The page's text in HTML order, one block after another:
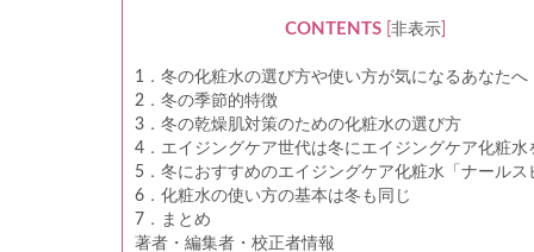
CONTENTS 非表示]
1．冬の化粧水の選び方や使い方が気になるあなたへ
2．冬の季節的特徴
3．冬の乾燥肌対策のための化粧水の選び方
4．エイジングケア世代は冬にエイジングケア化粧水
5．冬におすすめのエイジングケア化粧水「ナールス
6．化粧水の使い方の基本は冬も同じ
7．まとめ
著者・編集者・校正者情報